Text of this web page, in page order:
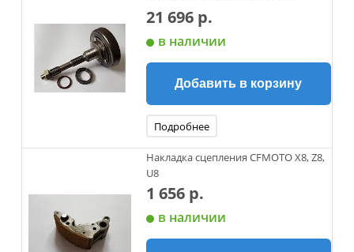
21 696 р.
в наличии
Добавить в корзину
Подробнее
Накладка сцепления CFMOTO X8, Z8,
U8
1 656 р.
в наличии